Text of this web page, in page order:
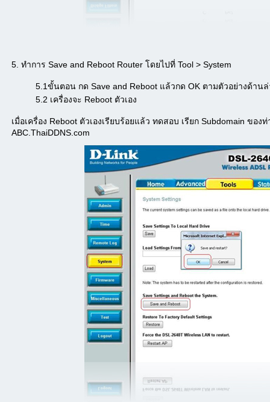
5. ทำการ Save and Reboot Router โดยไปที่ Tool > System
5.1ขั้นตอน กด Save and Reboot แล้วกด OK ตามตัวอย่างด้านล่
5.2 เครื่องจะ Reboot ตัวเอง
เมื่อเครื่อง Reboot ตัวเองเรียบร้อยแล้ว ทดสอบ เรียก Subdomain ขอ
ABC.ThaiDDNS.com